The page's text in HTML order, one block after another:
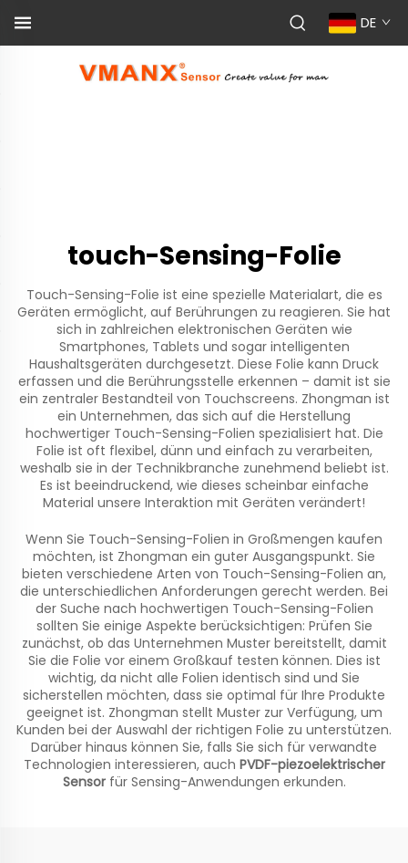
DE
touch-Sensing-Folie
Touch-Sensing-Folie ist eine spezielle Materialart, die es
Geräten ermöglicht, auf Berührungen zu reagieren. Sie hat
sich in zahlreichen elektronischen Geräten wie
Smartphones, Tablets und sogar intelligenten
Haushaltsgeräten durchgesetzt. Diese Folie kann Druck
erfassen und die Berührungsstelle erkennen – damit ist sie
ein zentraler Bestandteil von Touchscreens. Zhongman ist
ein Unternehmen, das sich auf die Herstellung
hochwertiger Touch-Sensing-Folien spezialisiert hat. Die
Folie ist oft flexibel, dünn und einfach zu verarbeiten,
weshalb sie in der Technikbranche zunehmend beliebt ist.
Es ist beeindruckend, wie dieses scheinbar einfache
Material unsere Interaktion mit Geräten verändert!
Wenn Sie Touch-Sensing-Folien in Großmengen kaufen
möchten, ist Zhongman ein guter Ausgangspunkt. Sie
bieten verschiedene Arten von Touch-Sensing-Folien an,
die unterschiedlichen Anforderungen gerecht werden. Bei
der Suche nach hochwertigen Touch-Sensing-Folien
sollten Sie einige Aspekte berücksichtigen: Prüfen Sie
zunächst, ob das Unternehmen Muster bereitstellt, damit
Sie die Folie vor einem Großkauf testen können. Dies ist
wichtig, da nicht alle Folien identisch sind und Sie
sicherstellen möchten, dass sie optimal für Ihre Produkte
geeignet ist. Zhongman stellt Muster zur Verfügung, um
Kunden bei der Auswahl der richtigen Folie zu unterstützen.
Darüber hinaus können Sie, falls Sie sich für verwandte
Technologien interessieren, auch PVDF-piezoelektrischer
Sensor für Sensing-Anwendungen erkunden.